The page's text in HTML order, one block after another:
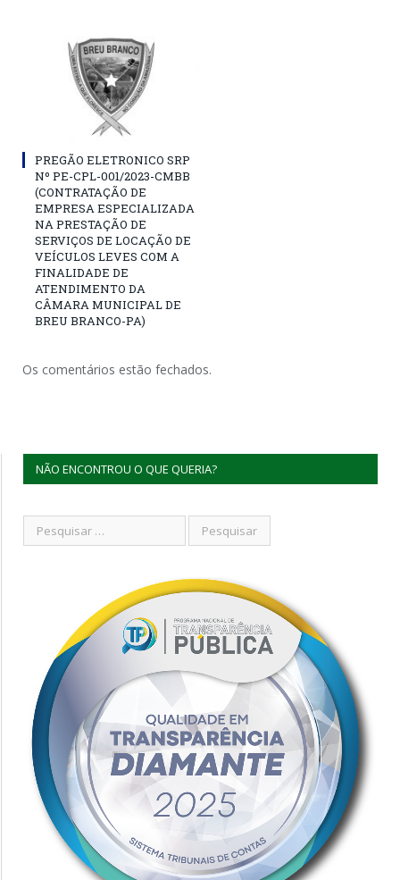
PREGÃO ELETRONICO SRP
Nº PE-CPL-001/2023-CMBB
(CONTRATAÇÃO DE
EMPRESA ESPECIALIZADA
NA PRESTAÇÃO DE
SERVIÇOS DE LOCAÇÃO DE
VEÍCULOS LEVES COM A
FINALIDADE DE
ATENDIMENTO DA
CÂMARA MUNICIPAL DE
BREU BRANCO-PA)
Os comentários estão fechados.
NÃO ENCONTROU O QUE QUERIA?